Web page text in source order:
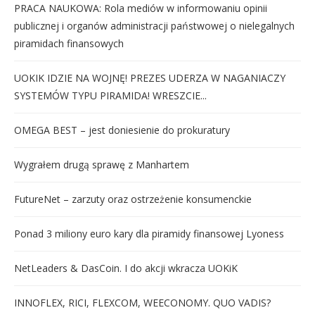
PRACA NAUKOWA: Rola mediów w informowaniu opinii
publicznej i organów administracji państwowej o nielegalnych
piramidach finansowych
UOKIK IDZIE NA WOJNĘ! PREZES UDERZA W NAGANIACZY
SYSTEMÓW TYPU PIRAMIDA! WRESZCIE...
OMEGA BEST – jest doniesienie do prokuratury
Wygrałem drugą sprawę z Manhartem
FutureNet – zarzuty oraz ostrzeżenie konsumenckie
Ponad 3 miliony euro kary dla piramidy finansowej Lyoness
NetLeaders & DasCoin. I do akcji wkracza UOKiK
INNOFLEX, RICI, FLEXCOM, WEECONOMY. QUO VADIS?